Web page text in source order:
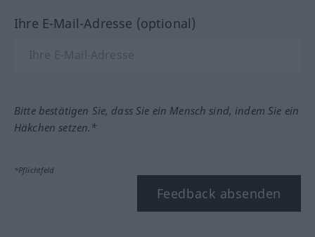
Ihre E-Mail-Adresse (optional)
Bitte bestätigen Sie, dass Sie ein Mensch sind, indem Sie ein
Häkchen setzen.*
*Pflichtfeld
Feedback absenden